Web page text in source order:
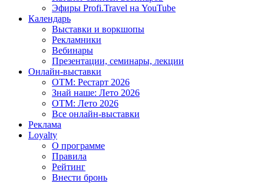
Эфиры Profi.Travel на YouTube
Календарь
Выставки и воркшопы
Рекламники
Вебинары
Презентации, семинары, лекции
Онлайн-выставки
OTM: Рестарт 2026
Знай наше: Лето 2026
OTM: Лето 2026
Все онлайн-выставки
Реклама
Loyalty
О программе
Правила
Рейтинг
Внести бронь